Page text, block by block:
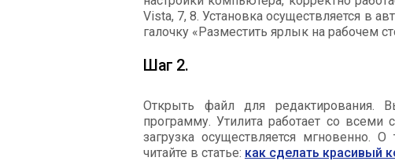
Vista, 7, 8. Установка осуществляется в
галочку «Разместить ярлык на рабочем
Шаг 2.
Открыть файл для редактирования.
программу. Утилита работает со
загрузка осуществляется мгновенно.
читайте в статье: как сделать красивый